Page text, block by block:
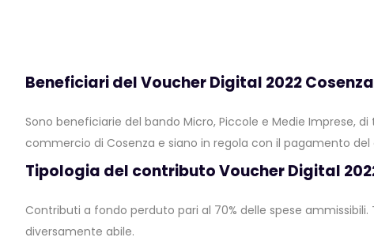
Beneficiari del Voucher Digital 2022 Cosenza
Sono beneficiarie del bando Micro, Piccole e Medie Imprese,
commercio di Cosenza e siano in regola con il pagamento del
Tipologia del contributo Voucher Digital
Contributi a fondo perduto pari al 70% delle spese
diversamente abile.